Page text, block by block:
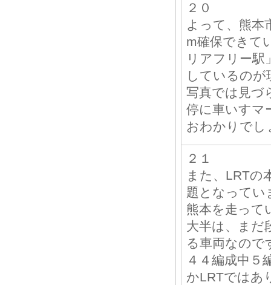
２０
よって、熊本
m確保できて
リアフリー駅
しているのが
写真では見づ
停に車いすマ
おわかりでし
２１
また、LRTの
題となってい
熊本を走って
大半は、まだ
る車両なので
４４編成中５
かLRTではあ